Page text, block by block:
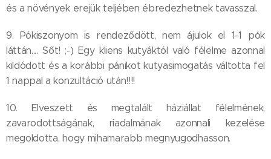
és a növények erejük teljében ébredezhetnek tavasszal.
9. Pókiszonyom is rendeződött, nem ájulok el 1-1 pók
láttán.... Sőt! ;-) Egy kliens kutyáktól való félelme azonnal
kildódott és a korábbi pánikot kutyasimogatás váltotta fel
1 nappal a konzultáció után!!!!
10. Elveszett és megtalált háziállat félelmének,
zavarodottságának, riadalmának azonnali kezelése
megoldotta, hogy mihamarabb megnyugodhasson.